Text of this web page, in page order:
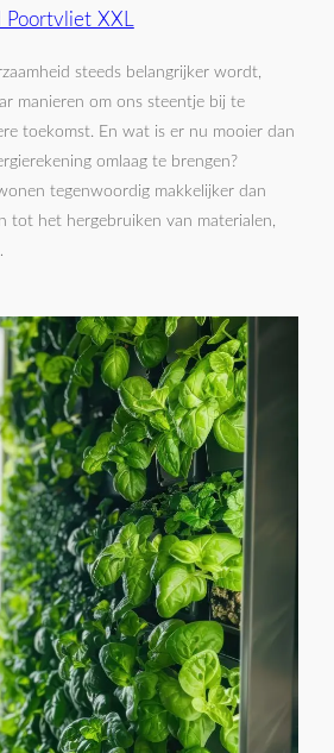
XXL
steeds belangrijker wordt,
manieren om ons steentje bij te
toekomst. En wat is er nu mooier dan
omlaag te brengen?
tegenwoordig makkelijker dan
tot het hergebruiken van materialen,